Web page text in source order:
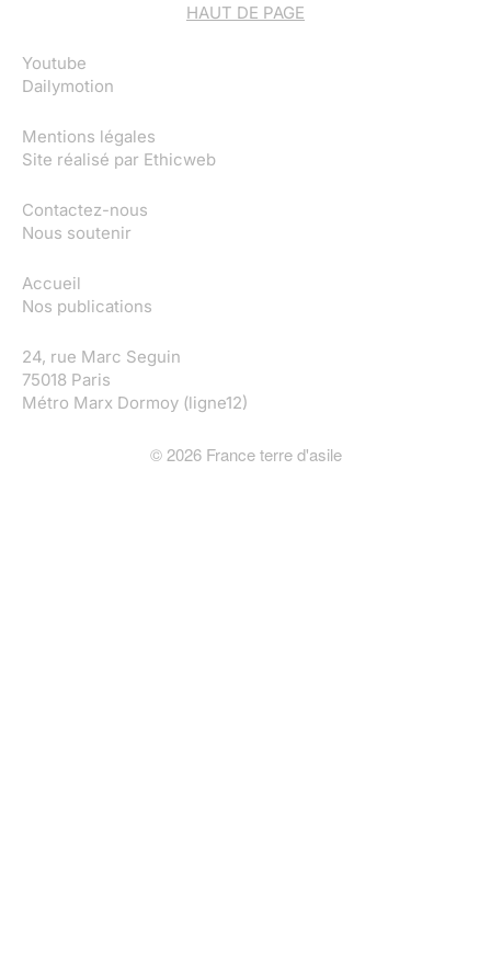
HAUT DE PAGE
Youtube
Dailymotion
Mentions légales
Site réalisé par Ethicweb
Contactez-nous
Nous soutenir
Accueil
Nos publications
24, rue Marc Seguin
75018 Paris
Métro Marx Dormoy (ligne12)
© 2026France terre d'asile